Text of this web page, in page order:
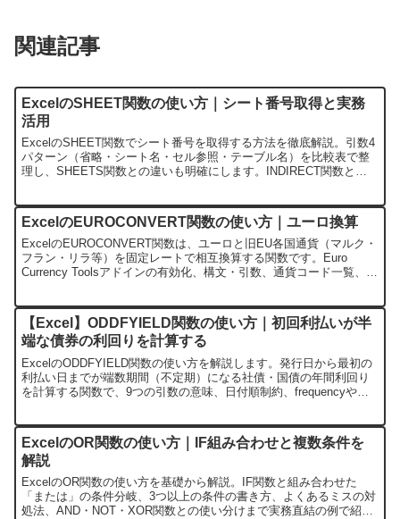
関連記事
ExcelのSHEET関数の使い方｜シート番号取得と実務
活用
ExcelのSHEET関数でシート番号を取得する方法を徹底解説。引数4
パターン（省略・シート名・セル参照・テーブル名）を比較表で整
理し、SHEETS関数との違いも明確にします。INDIRECT関数との
ExcelのEUROCONVERT関数の使い方｜ユーロ換算
ExcelのEUROCONVERT関数は、ユーロと旧EU各国通貨（マルク・
フラン・リラ等）を固定レートで相互換算する関数です。Euro
Currency Toolsアドインの有効化、構文・引数、通貨コード一覧、三
【Excel】ODDFYIELD関数の使い方｜初回利払いが半
端な債券の利回りを計算する
ExcelのODDFYIELD関数の使い方を解説します。発行日から最初の
利払い日までが端数期間（不定期）になる社債・国債の年間利回り
を計算する関数で、9つの引数の意味、日付順制約、frequencyや
まとめて整理しました。
ExcelのOR関数の使い方｜IF組み合わせと複数条件を
解説
ExcelのOR関数の使い方を基礎から解説。IF関数と組み合わせた
「または」の条件分岐、3つ以上の条件の書き方、よくあるミスの対
処法、AND・NOT・XOR関数との使い分けまで実務直結の例で紹介